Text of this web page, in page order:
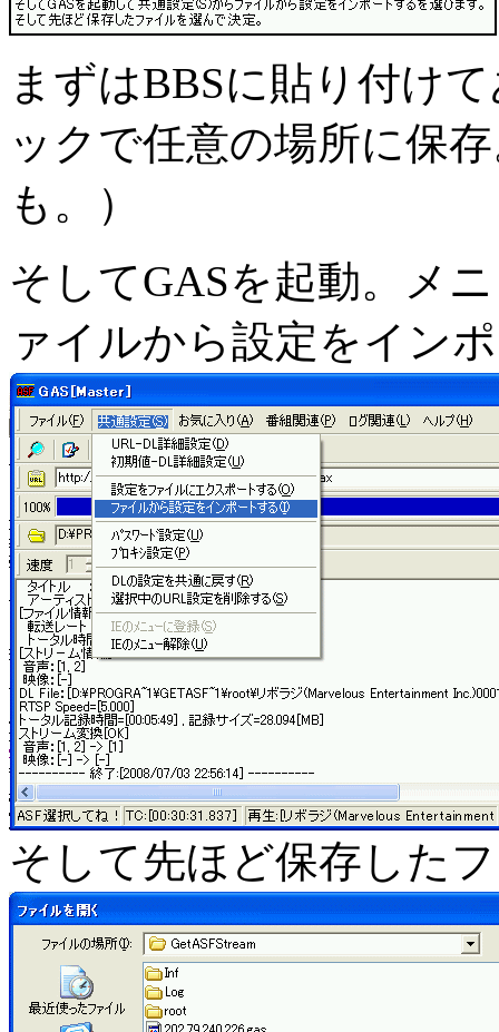
まずはBBSに貼り付け
ックで任意の場所に保
も。）
そしてGASを起動。メ
ァイルから設定をイン
そして先ほど保存した